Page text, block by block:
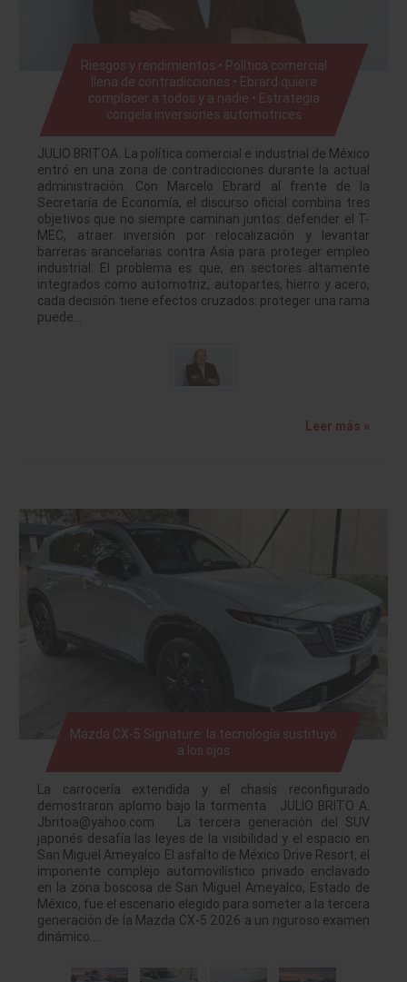
Riesgos y rendimientos • Política comercial
llena de contradicciones • Ebrard quiere
complacer a todos y a nadie • Estrategia
congela inversiones automotrices
JULIO BRITOA. La política comercial e industrial de México
entró en una zona de contradicciones durante la actual
administración. Con Marcelo Ebrard al frente de la
Secretaría de Economía, el discurso oficial combina tres
objetivos que no siempre caminan juntos: defender el T-
MEC, atraer inversión por relocalización y levantar
barreras arancelarias contra Asia para proteger empleo
industrial. El problema es que, en sectores altamente
integrados como automotriz, autopartes, hierro y acero,
cada decisión tiene efectos cruzados: proteger una rama
puede…
Leer más »
Mazda CX-5 Signature: la tecnología sustituyó
a los ojos
La carrocería extendida y el chasis reconfigurado
demostraron aplomo bajo la tormenta JULIO BRITO A.
Jbritoa@yahoo.com La tercera generación del SUV
japonés desafía las leyes de la visibilidad y el espacio en
San Miguel Ameyalco El asfalto de México Drive Resort, el
imponente complejo automovilístico privado enclavado
en la zona boscosa de San Miguel Ameyalco, Estado de
México, fue el escenario elegido para someter a la tercera
generación de la Mazda CX-5 2026 a un riguroso examen
dinámico.…